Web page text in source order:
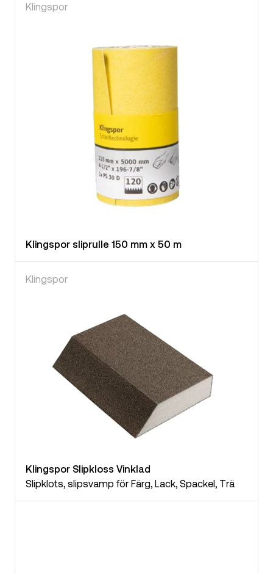
Klingspor
Klingspor sliprulle 150 mm x 50 m
Klingspor
Klingspor Slipkloss Vinklad
Slipklots, slipsvamp för Färg, Lack, Spackel, Trä